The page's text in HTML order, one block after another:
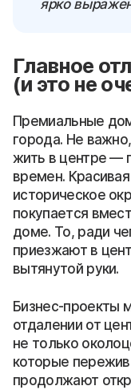
ярко
Главное
(и это не
Премиальные
города. Не
жить в центре —
времен. Красивая
историческое
покупается
доме. То, ради
приезжают в
вытянутой руки.
Бизнес-проекты
отдалении от
не только
которые
продолжают